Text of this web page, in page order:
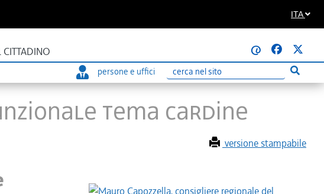
ITA
CITTADINO @
persone e uffici
Ricerca Esegui
tema cardine
versione stampabile